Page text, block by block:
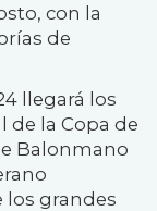
con la
de
llegará los
de la Copa de
Balonmano
los grandes